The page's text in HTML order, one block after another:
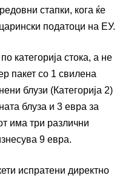
стапки, кога ќе
податоци на ЕУ.
категорија стока, а не
пакет со 1 свилена
блузи (Категорија 2)
блуза и 3 евра за
има три различни
9 евра.
испратени директно